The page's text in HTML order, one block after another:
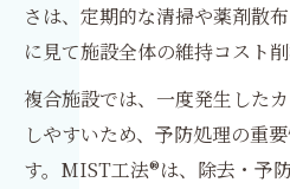
さは、定期的な清掃や薬剤散
に見て施設全体の維持コスト
複合施設では、一度発生した
しやすいため、予防処理の重
す。MIST工法®は、除去・予